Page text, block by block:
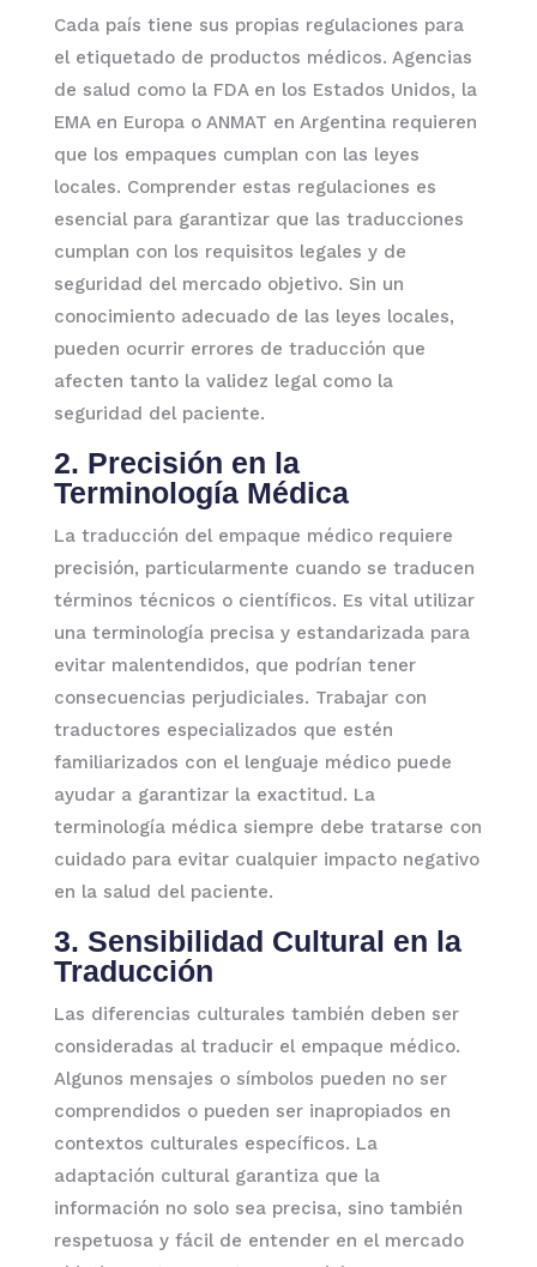
Cada país tiene sus propias regulaciones para
el etiquetado de productos médicos. Agencias
de salud como la FDA en los Estados Unidos, la
EMA en Europa o ANMAT en Argentina requieren
que los empaques cumplan con las leyes
locales. Comprender estas regulaciones es
esencial para garantizar que las traducciones
cumplan con los requisitos legales y de
seguridad del mercado objetivo. Sin un
conocimiento adecuado de las leyes locales,
pueden ocurrir errores de traducción que
afecten tanto la validez legal como la
seguridad del paciente.
2. Precisión en la
Terminología Médica
La traducción del empaque médico requiere
precisión, particularmente cuando se traducen
términos técnicos o científicos. Es vital utilizar
una terminología precisa y estandarizada para
evitar malentendidos, que podrían tener
consecuencias perjudiciales. Trabajar con
traductores especializados que estén
familiarizados con el lenguaje médico puede
ayudar a garantizar la exactitud. La
terminología médica siempre debe tratarse con
cuidado para evitar cualquier impacto negativo
en la salud del paciente.
3. Sensibilidad Cultural en la
Traducción
Las diferencias culturales también deben ser
consideradas al traducir el empaque médico.
Algunos mensajes o símbolos pueden no ser
comprendidos o pueden ser inapropiados en
contextos culturales específicos. La
adaptación cultural garantiza que la
información no solo sea precisa, sino también
respetuosa y fácil de entender en el mercado